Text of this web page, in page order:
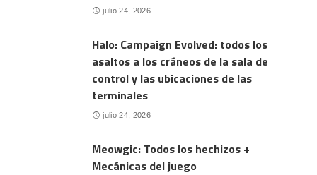
julio 24, 2026
Halo: Campaign Evolved: todos los
asaltos a los cráneos de la sala de
control y las ubicaciones de las
terminales
julio 24, 2026
Meowgic: Todos los hechizos +
Mecánicas del juego